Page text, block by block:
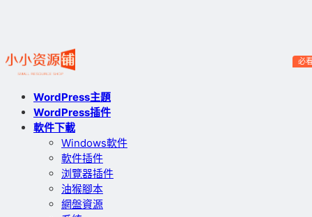
WordPress主題
WordPress插件
軟件下載
Windows軟件
軟件插件
浏覽器插件
油猴腳本
網盤資源
必